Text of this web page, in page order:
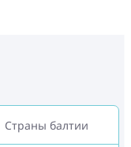
Страны балтии